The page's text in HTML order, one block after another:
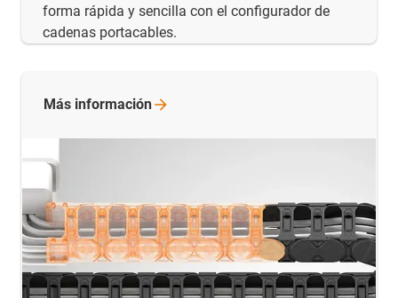
forma rápida y sencilla con el configurador de
cadenas portacables.
Más información